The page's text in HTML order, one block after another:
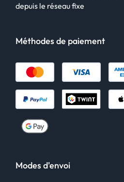
depuis le réseau fixe
Méthodes de paiement
Modes d'envoi